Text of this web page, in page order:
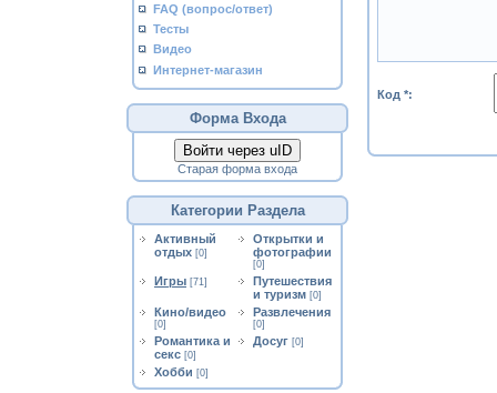
FAQ (вопрос/ответ)
Тесты
Видео
Интернет-магазин
Форма Входа
Войти через uID
Старая форма входа
Категории Раздела
Активный
отдых [0]
Открытки и
фотографии
[0]
Игры [71]
Путешествия
и туризм [0]
Кино/видео
[0]
Развлечения
[0]
Романтика и
секс [0]
Досуг [0]
Хобби [0]
Код *: